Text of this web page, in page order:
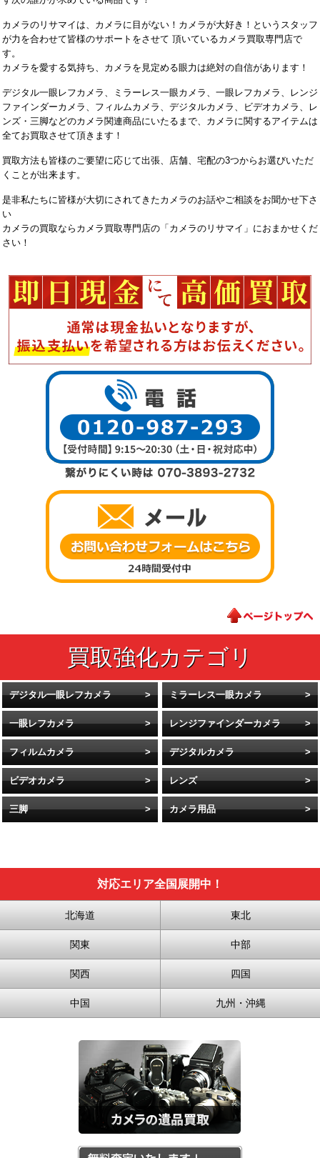
カメラのリサマイは、カメラに目がない！カメラが大好き！というスタッフ
が力を合わせて皆様のサポートをさせて 頂いているカメラ買取専門店で
す。
カメラを愛する気持ち、カメラを見定める眼力は絶対の自信があります！
デジタル一眼レフカメラ、ミラーレス一眼カメラ、一眼レフカメラ、レンジ
ファインダーカメラ、フィルムカメラ、デジタルカメラ、ビデオカメラ、レ
ンズ・三脚などのカメラ関連商品にいたるまで、カメラに関するアイテムは
全てお買取させて頂きます！
買取方法も皆様のご要望に応じて出張、店舗、宅配の3つからお選びいただ
くことが出来ます。
是非私たちに皆様が大切にされてきたカメラのお話やご相談をお聞かせ下さ
い
カメラの買取ならカメラ買取専門店の「カメラのリサマイ」におまかせくだ
さい！
デジタル一眼レフカメラ ミラーレス一眼カメラ
一眼レフカメラ レンジファインダーカメラ
フィルムカメラ デジタルカメラ
ビデオカメラ レンズ
三脚 カメラ用品
対応エリア全国展開中！
北海道 東北
関東 中部
関西 四国
中国 九州・沖縄